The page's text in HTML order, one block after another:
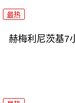
最热
赫梅利尼茨基7